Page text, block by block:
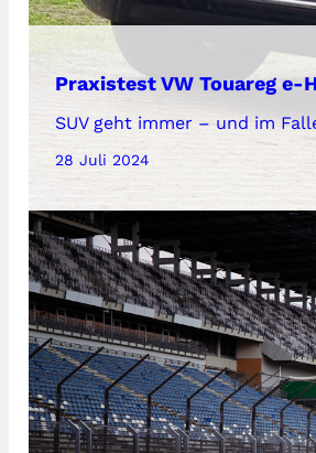
Praxistest VW Touareg
SUV geht immer – und im
28 Juli 2024